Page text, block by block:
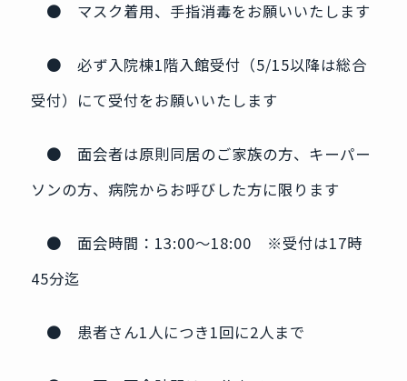
● マスク着用、手指消毒をお願いいたします
● 必ず入院棟1階入館受付（5/15以降は総合
受付）にて受付をお願いいたします
● 面会者は原則同居のご家族の方、キーパー
ソンの方、病院からお呼びした方に限ります
● 面会時間：13:00～18:00 ※受付は17時
45分迄
● 患者さん1人につき1回に2人まで